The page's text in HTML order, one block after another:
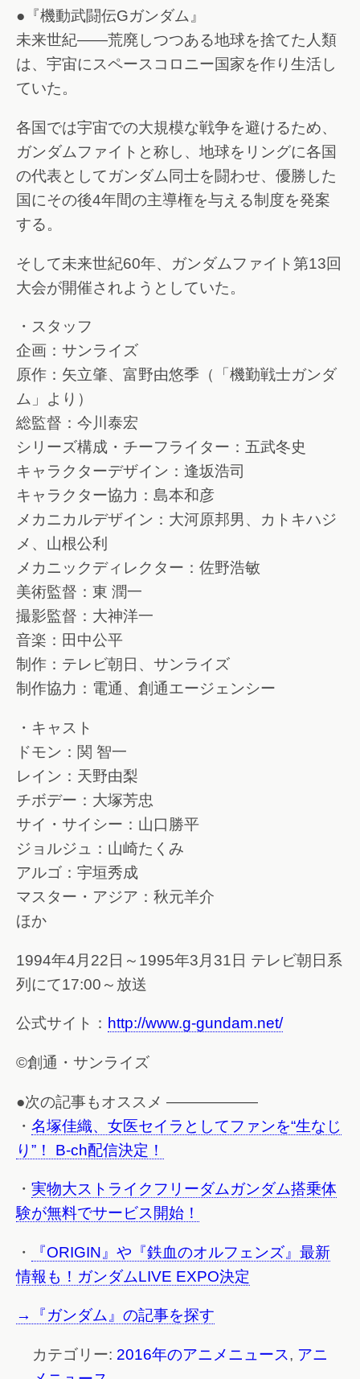
●『機動武闘伝Gガンダム』
未来世紀――荒廃しつつある地球を捨てた人類
は、宇宙にスペースコロニー国家を作り生活し
ていた。
各国では宇宙での大規模な戦争を避けるため、
ガンダムファイトと称し、地球をリングに各国
の代表としてガンダム同士を闘わせ、優勝した
国にその後4年間の主導権を与える制度を発案
する。
そして未来世紀60年、ガンダムファイト第13回
大会が開催されようとしていた。
・スタッフ
企画：サンライズ
原作：矢立肇、富野由悠季（「機勤戦士ガンダ
ム」より）
総監督：今川泰宏
シリーズ構成・チーフライター：五武冬史
キャラクターデザイン：逢坂浩司
キャラクター協力：島本和彦
メカニカルデザイン：大河原邦男、カトキハジ
メ、山根公利
メカニックディレクター：佐野浩敏
美術監督：東 潤一
撮影監督：大神洋一
音楽：田中公平
制作：テレビ朝日、サンライズ
制作協力：電通、創通エージェンシー
・キャスト
ドモン：関 智一
レイン：天野由梨
チボデー：大塚芳忠
サイ・サイシー：山口勝平
ジョルジュ：山崎たくみ
アルゴ：宇垣秀成
マスター・アジア：秋元羊介
ほか
1994年4月22日～1995年3月31日 テレビ朝日系
列にて17:00～放送
公式サイト： http://www.g-gundam.net/
©創通・サンライズ
●次の記事もオススメ ——————
・ 名塚佳織、女医セイラとしてファンを“生なじ
り”！ B-ch配信決定！
・ 実物大ストライクフリーダムガンダム搭乗体
験が無料でサービス開始！
・
『ORIGIN』や『鉄血のオルフェンズ』最新
情報も！ガンダムLIVE EXPO決定
→『ガンダム』の記事を探す
カテゴリー: 2016年のアニメニュース, アニ